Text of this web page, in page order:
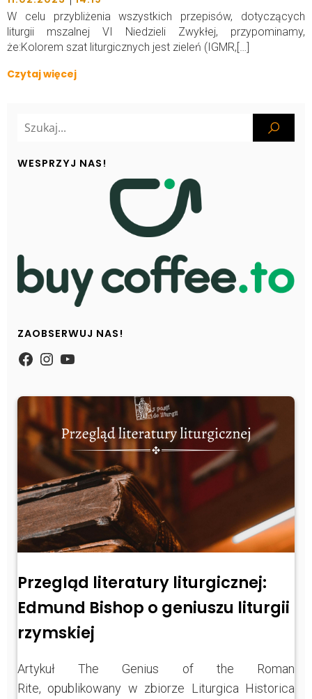
W celu przybliżenia wszystkich przepisów, dotyczących
liturgii mszalnej VI Niedzieli Zwykłej, przypominamy,
że:Kolorem szat liturgicznych jest zieleń (IGMR,[…]
Czytaj więcej
WESPRZYJ NAS!
ZAOBSERWUJ NAS!
https://www.facebook.com/
Instagram
YouTube
Przegląd literatury liturgicznej:
Edmund Bishop o geniuszu liturgii
rzymskiej
Artykuł The Genius of the Roman
Rite, opublikowany w zbiorze Liturgica Historica